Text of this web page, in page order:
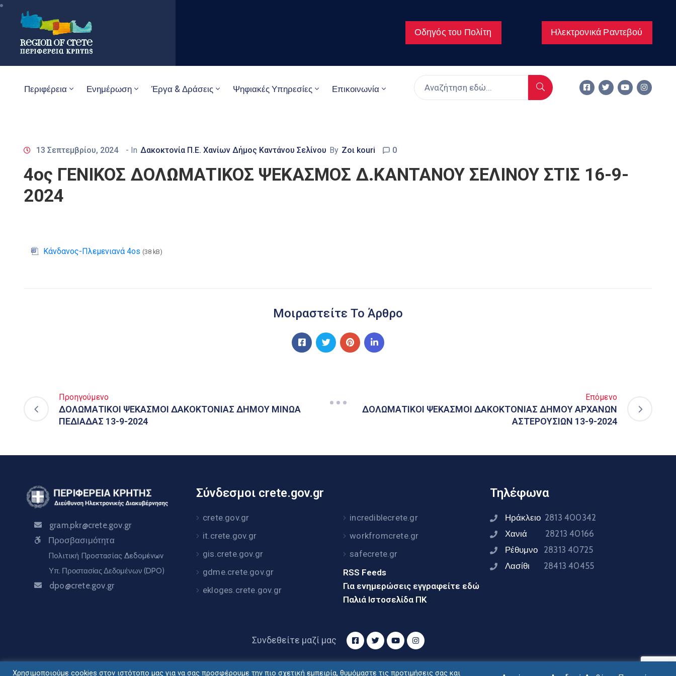
Οδηγός του Πολίτη Ηλεκτρονικά Ραντεβού
Περιφέρεια Ενημέρωση Έργα & Δράσεις Ψηφιακές Υπηρεσίες Επικοινωνία
13 Σεπτεμβρίου, 2024 - In Δακοκτονία Π.Ε. Χανίων Δήμος Καντάνου Σελίνου By Ζοι kouri 0
4ος ΓΕΝΙΚΟΣ ΔΟΛΩΜΑΤΙΚΟΣ ΨΕΚΑΣΜΟΣ Δ.ΚΑΝΤΑΝΟΥ ΣΕΛΙΝΟΥ ΣΤΙΣ 16-9-
2024
Κάνδανος-Πλεμενιανά 4os (38 kB)
Μοιραστείτε Το Άρθρο
Προηγούμενο
ΔΟΛΩΜΑΤΙΚΟΙ ΨΕΚΑΣΜΟΙ ΔΑΚΟΚΤΟΝΙΑΣ ΔΗΜΟΥ ΜΙΝΩΑ
ΠΕΔΙΑΔΑΣ 13-9-2024
Επόμενο
ΔΟΛΩΜΑΤΙΚΟΙ ΨΕΚΑΣΜΟΙ ΔΑΚΟΚΤΟΝΙΑΣ ΔΗΜΟΥ ΑΡΧΑΝΩΝ
ΑΣΤΕΡΟΥΣΙΩΝ 13-9-2024
gram.pkr@crete.gov.gr
Προσβασιμότητα
Πολιτική Προστασίας Δεδομένων
Υπ. Προστασίας Δεδομένων (DPO)
dpo@crete.gov.gr
Σύνδεσμοι crete.gov.gr
crete.gov.gr
it.crete.gov.gr
gis.crete.gov.gr
gdme.crete.gov.gr
ekloges.crete.gov.gr
incrediblecrete.gr
workfromcrete.gr
safecrete.gr
RSS Feeds
Για ενημερώσεις εγγραφείτε εδώ
Παλιά Ιστοσελίδα ΠΚ
Τηλέφωνα
Ηράκλειο 2813 400342
Χανιά 28213 40166
Ρέθυμνο 28313 40725
Λασίθι 28413 40455
Συνδεθείτε μαζί μας
Χρησιμοποιούμε cookies στον ιστότοπο μας για να σας προσφέρουμε την πιο σχετική εμπειρία, θυμόμαστε τις προτιμήσεις σας και